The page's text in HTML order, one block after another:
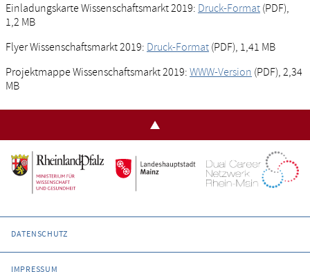
Einladungskarte Wissenschaftsmarkt 2019: Druck-Format (PDF),
1,2 MB
Flyer Wissenschaftsmarkt 2019: Druck-Format (PDF), 1,41 MB
Projektmappe Wissenschaftsmarkt 2019: WWW-Version (PDF), 2,34
MB
DATENSCHUTZ
IMPRESSUM